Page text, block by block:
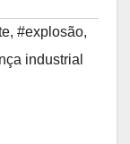
, #explosão,
industrial